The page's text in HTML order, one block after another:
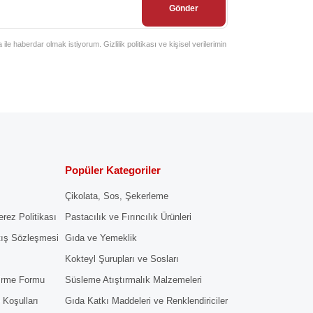
Gönder
haberdar olmak istiyorum. Gizlilik politikası ve kişisel verilerimin
Politikası
Sözleşmesi
Formu
Popüler Kategoriler
Çikolata, Sos, Şekerleme
Pastacılık ve Fırıncılık Ürünleri
Gıda ve Yemeklik
Kokteyl Şurupları ve Sosları
Süsleme Atıştırmalık Malzemeleri
Gıda Katkı Maddeleri ve Renklendiriciler